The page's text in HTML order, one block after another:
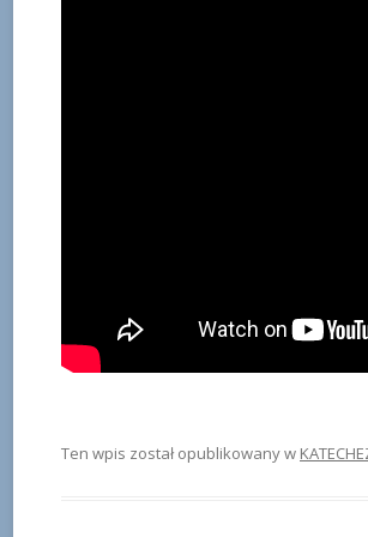
Ten wpis został opublikowany w